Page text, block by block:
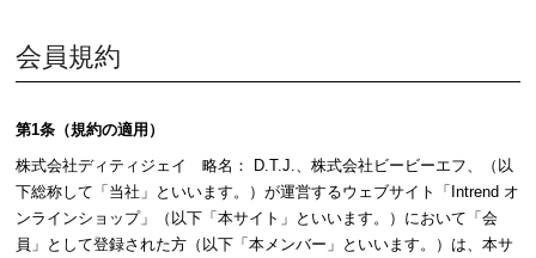
会員規約
第1条（規約の適用）
株式会社ディティジェイ 略名： D.T.J.、株式会社ビービーエフ、（以
下総称して「当社」といいます。）が運営するウェブサイト「Intrend オ
ンラインショップ」（以下「本サイト」といいます。）において「会
員」として登録された方（以下「本メンバー」といいます。）は、本サ